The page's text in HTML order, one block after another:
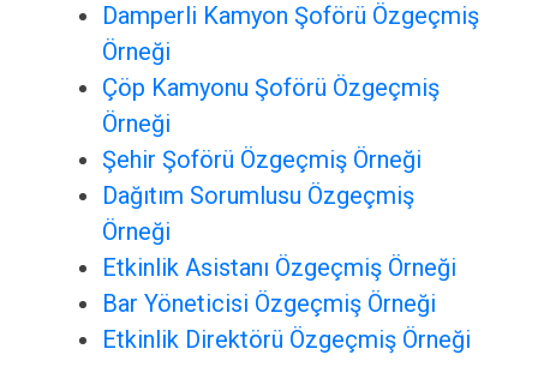
Damperli Kamyon Şoförü Özgeçmiş
Örneği
Çöp Kamyonu Şoförü Özgeçmiş
Örneği
Şehir Şoförü Özgeçmiş Örneği
Dağıtım Sorumlusu Özgeçmiş
Örneği
Etkinlik Asistanı Özgeçmiş Örneği
Bar Yöneticisi Özgeçmiş Örneği
Etkinlik Direktörü Özgeçmiş Örneği